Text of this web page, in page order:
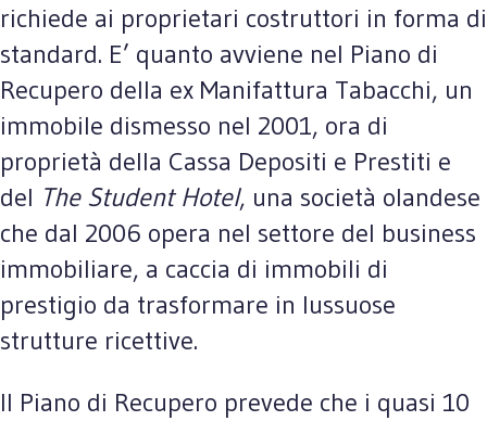
richiede ai proprietari costruttori in forma di
standard. E’ quanto avviene nel Piano di
Recupero della ex Manifattura Tabacchi, un
immobile dismesso nel 2001, ora di
proprietà della Cassa Depositi e Prestiti e
del The Student Hotel, una società olandese
che dal 2006 opera nel settore del business
immobiliare, a caccia di immobili di
prestigio da trasformare in lussuose
strutture ricettive.
Il Piano di Recupero prevede che i quasi 10